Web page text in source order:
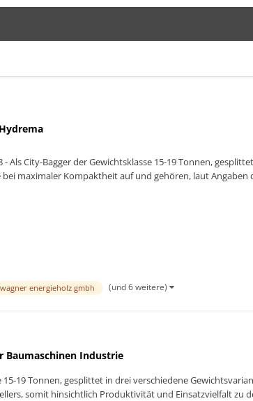
Hydrema
- Als City-Bagger der Gewichtsklasse 15-19 Tonnen,
maximaler Kompaktheit auf und gehören, laut
wagner energieholz gmbh (und 6 weitere)
Baumaschinen Industrie
15-19 Tonnen, gesplittet in drei verschiedene
somit hinsichtlich Produktivität und Einsatzvielfalt zu